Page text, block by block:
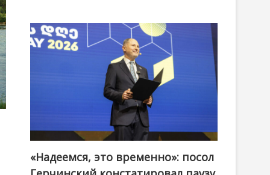
«Надеемся, это временно»: посол